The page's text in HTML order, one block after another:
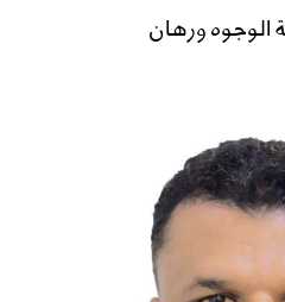
ورهان